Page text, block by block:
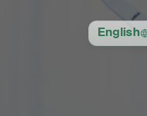
English